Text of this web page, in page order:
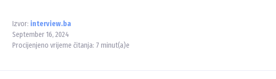
Izvor: interview.ba
September 16, 2024
Procijenjeno vrijeme čitanja: 7 minut(a)e